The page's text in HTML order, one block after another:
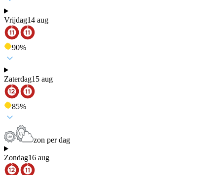
Vrijdag14 aug
90%
Zaterdag15 aug
85%
zon per dag
Zondag16 aug